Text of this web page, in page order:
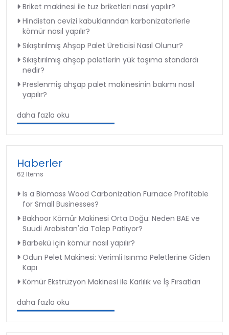
Briket makinesi ile tuz briketleri nasıl yapılır?
Hindistan cevizi kabuklarından karbonizatörlerle
kömür nasıl yapılır?
Sıkıştırılmış Ahşap Palet Üreticisi Nasıl Olunur?
Sıkıştırılmış ahşap paletlerin yük taşıma standardı
nedir?
Preslenmiş ahşap palet makinesinin bakımı nasıl
yapılır?
daha fazla oku
Haberler
62 Items
Is a Biomass Wood Carbonization Furnace Profitable
for Small Businesses?
Bakhoor Kömür Makinesi Orta Doğu: Neden BAE ve
Suudi Arabistan'da Talep Patlıyor?
Barbekü için kömür nasıl yapılır?
Odun Pelet Makinesi: Verimli Isınma Peletlerine Giden
Kapı
Kömür Ekstrüzyon Makinesi ile Karlılık ve İş Fırsatları
daha fazla oku